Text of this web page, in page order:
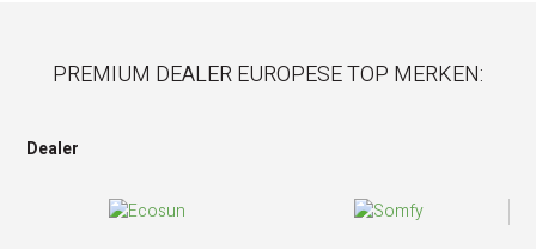
PREMIUM DEALER EUROPESE TOP MERKEN:
Dealer